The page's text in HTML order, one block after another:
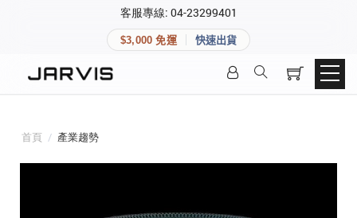
客服專線: 04-23299401
$3,000 免運 快速出貨
首頁 / 產業趨勢
快速連結
登入後可查看訂單、會員資料與收藏清單。